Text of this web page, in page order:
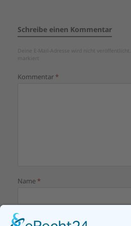
Schreibe einen Kommentar
Deine E-Mail-Adresse wird nicht veröffentlicht.
markiert
Kommentar*
Name*
E-Mail-Adresse